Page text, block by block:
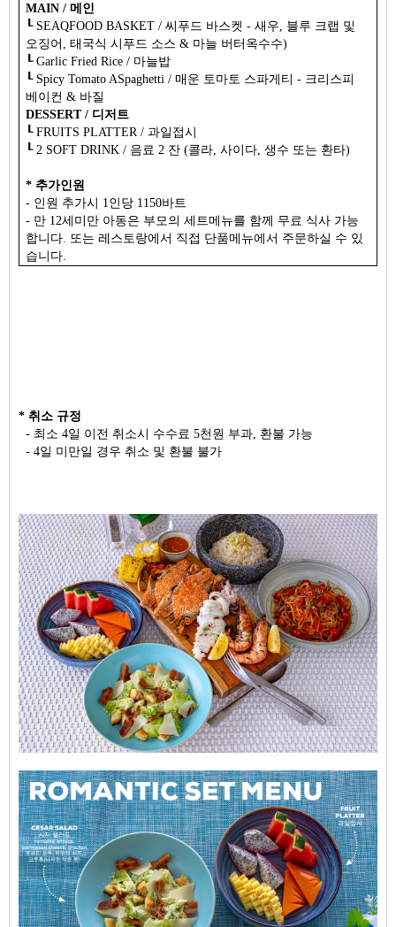
MAIN / 메인
┖ SEAQFOOD BASKET / 씨푸드 바스켓 - 새우, 블루 크랩 및
오징어, 태국식 시푸드 소스 & 마늘 버터옥수수)
┖Garlic Fried Rice / 마늘밥
┖ Spicy Tomato ASpaghetti / 매운 토마토 스파게티 - 크리스피
베이컨 & 바질
DESSERT / 디저트
┖ FRUITS PLATTER / 과일접시
┖ 2 SOFT DRINK / 음료 2 잔 (콜라, 사이다, 생수 또는 환타)
* 추가인원
- 인원 추가시 1인당 1150바트
- 만 12세미만 아동은 부모의 세트메뉴를 함께 무료 식사 가능
합니다. 또는 레스토랑에서 직접 단품메뉴에서 주문하실 수 있
습니다.
* 취소 규정
- 최소 4일 이전 취소시 수수료 5천원 부과, 환불 가능
- 4일 미만일 경우 취소 및 환불 불가